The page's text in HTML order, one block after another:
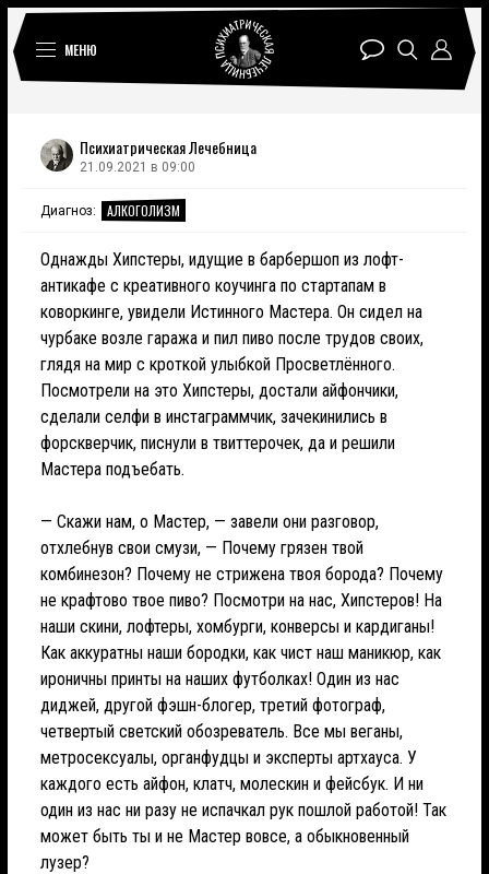
МЕНЮ
Психиатрическая Лечебница
21.09.2021 в 09:00
Диагноз: АЛКОГОЛИЗМ
Однажды Хипстеры, идущие в барбершоп из лофт-
антикафе с креативного коучинга по стартапам в
коворкинге, увидели Истинного Мастера. Он сидел на
чурбаке возле гаража и пил пиво после трудов своих,
глядя на мир с кроткой улыбкой Просветлённого.
Посмотрели на это Хипстеры, достали айфончики,
сделали селфи в инстаграммчик, зачекинились в
форскверчик, писнули в твиттерочек, да и решили
Мастера подъебать.
— Скажи нам, о Мастер, — завели они разговор,
отхлебнув свои смузи, — Почему грязен твой
комбинезон? Почему не стрижена твоя борода? Почему
не крафтово твое пиво? Посмотри на нас, Хипстеров! На
наши скини, лофтеры, хомбурги, конверсы и кардиганы!
Как аккуратны наши бородки, как чист наш маникюр, как
ироничны принты на наших футболках! Один из нас
диджей, другой фэшн-блогер, третий фотограф,
четвертый светский обозреватель. Все мы веганы,
метросексуалы, органфудцы и эксперты артхауса. У
каждого есть айфон, клатч, молескин и фейсбук. И ни
один из нас ни разу не испачкал рук пошлой работой! Так
может быть ты и не Мастер вовсе, а обыкновенный
лузер?